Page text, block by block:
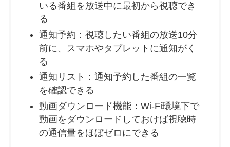
いる番組を放送中に最初から視聴でき
る
通知予約：視聴したい番組の放送10分
前に、スマホやタブレットに通知がく
る
通知リスト：通知予約した番組の一覧
を確認できる
動画ダウンロード機能：Wi-Fi環境下で
動画をダウンロードしておけば視聴時
の通信量をほぼゼロにできる